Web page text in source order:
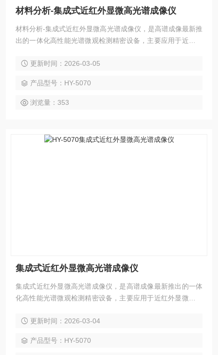
材料分析-集成式近红外显微高光谱成像仪
材料分析-集成式近红外显微高光谱成像仪，是高谱成像最新推
出的一体化高性能光谱微观检测精密设备，主要应用于近红外
多槽位切片推扫系统，实现对显微多切片、全样本面的近红外
取样本近红外光谱特征信息，在生物细胞、材料分析、生命科
学及证物分析等多种显微检测分析领域有广泛的应用价值。
更新时间：2026-03-05
产品型号：HY-5070
浏览量：353
集成式近红外显微高光谱成像仪
集成式近红外显微高光谱成像仪，是高谱成像最新推出的一体
化高性能光谱微观检测精密设备，主要应用于近红外显微测量
片推扫系统，实现对显微多切片、全样本面的近红外光谱采
近红外光谱特征信息，在生物细胞、材料分析、生命科学及证
更新时间：2026-03-04
产品型号：HY-5070